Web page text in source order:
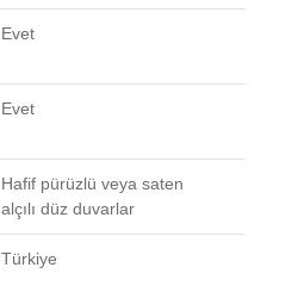
Evet
Evet
Hafif pürüzlü veya saten
alçılı düz duvarlar
Türkiye